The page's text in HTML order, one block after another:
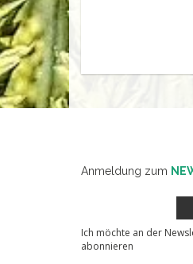
Anmeldung zum
Ich möchte an der
abonnieren